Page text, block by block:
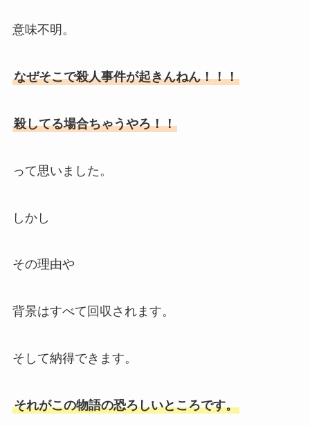
意味不明。
なぜそこで殺人事件が起きんねん！！！
殺してる場合ちゃうやろ！！
って思いました。
しかし
その理由や
背景はすべて回収されます。
そして納得できます。
それがこの物語の恐ろしいところです。